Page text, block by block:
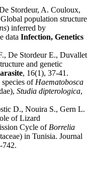
Stordeur, A. Couloux,
population structure
) inferred by
data Infection, Genetics
De Stordeur E., Duvallet
and genetic
, 16(1), 37-41.
of Haematobosca
Studia dipterologica,
D., Nouira S., Gern L.
of Lizard
Cycle of Borrelia
in Tunisia. Journal
742.